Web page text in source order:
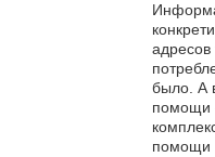
адресов
было. А
помощи
помощи